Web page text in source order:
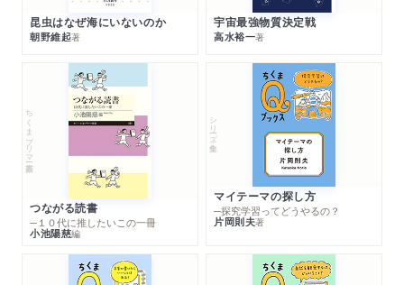
昆虫はなぜ海にいないのか
朝野維起著
宇宙最強物質決定戦
高水裕一著
ちくまプリマー新書
つながる読書
─１０代に推したいこの一冊
小池陽慈編
シリーズ・全集
マイテーマの探し方
─探究学習ってどうやるの？
片岡則夫著